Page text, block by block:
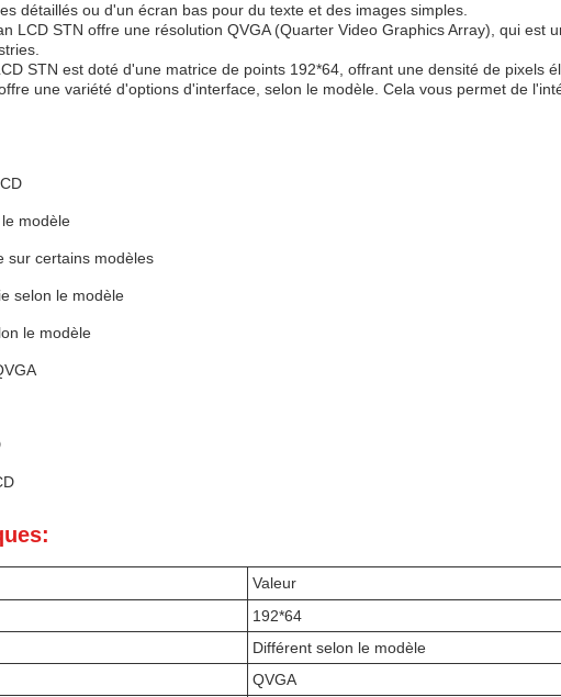
détaillés ou d'un écran bas pour du texte et des images simples.
LCD STN offre une résolution QVGA (Quarter Video Graphics Array), qui
STN est doté d'une matrice de points 192*64, offrant une densité de pixels
une variété d'options d'interface, selon le modèle. Cela vous permet de
modèle
sur certains modèles
selon le modèle
le modèle
Valeur
192*64
Différent selon le modèle
QVGA